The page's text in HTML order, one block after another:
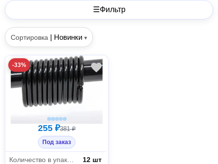
☰Фильтр
Сортировка | Новинки ▾
-33%
255 ₽381 ₽
Под заказ
12 шт